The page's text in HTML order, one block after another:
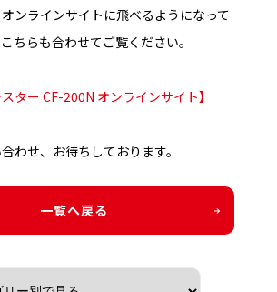
ンラインサイトに飛べるようになって
ちらも合わせてご覧ください。
ター CF-200N オンラインサイト】
わせ、お待ちしております。
一覧へ戻る